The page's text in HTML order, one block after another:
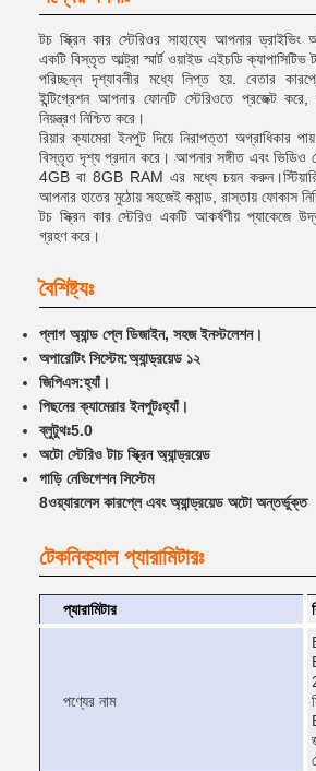
টচ স্ক্রিন কার স্টেরিওর সাহায্যে আপনার ড্রাইভিং
একটি বিস্তৃত আল্ট্রা স্মার্ট ওয়াইড এইচডি ক্যাপাসিটিভ
পরিচ্ছন্ন দৃশ্যাবলীর মধ্যে লিপ্ত হয়. বেতার
ইন্টিগ্রেশন আপনার ফোনটি স্টেরিওতে প্রজেক্ট
নিয়ন্ত্রণ নিশ্চিত করে।
রিয়ার ক্যামেরা ইনপুট দিয়ে নিরাপত্তা অগ্রাধিকার
বিস্তৃত দৃশ্য প্রদান করে। আপনার সঙ্গীত এবং ভিডিও
4GB বা 8GB RAM এর মধ্যে চয়ন করুন।স্টিয়ারিং
আপনার হাতের মুঠোয় সহজেই কমান্ড, রাস্তায় ফোকাস
টচ স্ক্রিন কার স্টেরিও একটি আকর্ষণীয় প্যাকেজে
গ্রহণ করে।
বৈশিষ্ট্যঃ
প্লাগ অ্যান্ড প্লে ডিজাইন, সহজ ইনস্টলেশন।
অপারেটিং সিস্টেম:অ্যান্ড্রয়েড ১২
জিপিএস:হ্যাঁ।
পিছনের ক্যামেরার ইনপুটঃহ্যাঁ।
ব্লুটুথঃ5.0
অটো স্টেরিও টাচ স্ক্রিন অ্যান্ড্রয়েড
গাড়ি নেভিগেশন সিস্টেম
8ওয়্যারলেস কারপ্লে এবং অ্যান্ড্রয়েড অটো অন্তর্ভুক্ত
টেকনিক্যাল প্যারামিটারঃ
প্যারামিটার
পণ্যের নাম